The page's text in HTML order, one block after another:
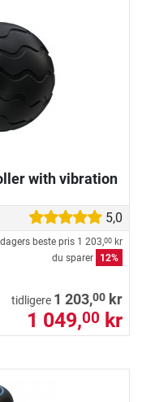
with vibration
5,0
beste pris 1 203,00 kr
du sparer
12%
tidligere 1 203,00 kr
1 049,00 kr